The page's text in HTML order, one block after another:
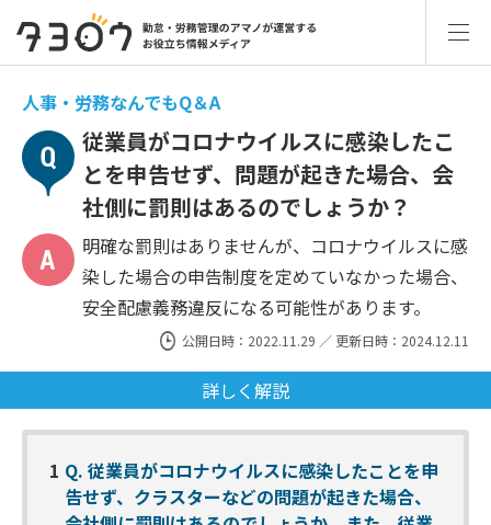
人事・労務なんでもQ＆A
従業員がコロナウイルスに感染したこ
とを申告せず、問題が起きた場合、会
社側に罰則はあるのでしょうか？
明確な罰則はありませんが、コロナウイルスに感
染した場合の申告制度を定めていなかった場合、
安全配慮義務違反になる可能性があります。
公開日時：2022.11.29 ／ 更新日時：2024.12.11
詳しく解説
1 Q. 従業員がコロナウイルスに感染したことを申
告せず、クラスターなどの問題が起きた場合、